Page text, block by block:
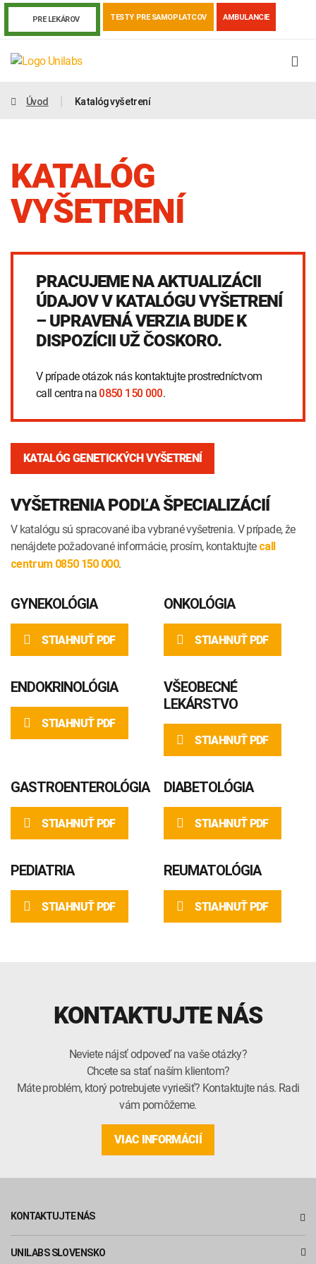
PRE LEKÁROV TESTY PRE SAMOPLATCOV AMBULANCIE
Výsledky vyšetrení Kortizol Odberová príručka
INTOLERANCIA POTRAVÍN Lymská borelióza
Úvod Katalóg vyšetrení
KATALÓG
VYŠETRENÍ
PRACUJEME NA AKTUALIZÁCII
ÚDAJOV V KATALÓGU VYŠETRENÍ
– UPRAVENÁ VERZIA BUDE K
DISPOZÍCII UŽ ČOSKORO.
V prípade otázok nás kontaktujte prostredníctvom
call centra na 0850 150 000.
KATALÓG GENETICKÝCH VYŠETRENÍ
VYŠETRENIA PODĽA ŠPECIALIZÁCIÍ
V katalógu sú spracované iba vybrané vyšetrenia. V prípade, že
nenájdete požadované informácie, prosím, kontaktujte call
centrum 0850 150 000.
GYNEKOLÓGIA
STIAHNUŤ PDF
ONKOLÓGIA
STIAHNUŤ PDF
ENDOKRINOLÓGIA
STIAHNUŤ PDF
VŠEOBECNÉ
LEKÁRSTVO
STIAHNUŤ PDF
GASTROENTEROLÓGIA
STIAHNUŤ PDF
DIABETOLÓGIA
STIAHNUŤ PDF
PEDIATRIA
STIAHNUŤ PDF
REUMATOLÓGIA
STIAHNUŤ PDF
KONTAKTUJTE NÁS
Neviete nájsť odpoveď na vaše otázky?
Chcete sa stať naším klientom?
Máte problém, ktorý potrebujete vyriešiť? Kontaktujte nás. Radi
vám pomôžeme.
VIAC INFORMÁCIÍ
KONTAKTUJTE NÁS
UNILABS SLOVENSKO